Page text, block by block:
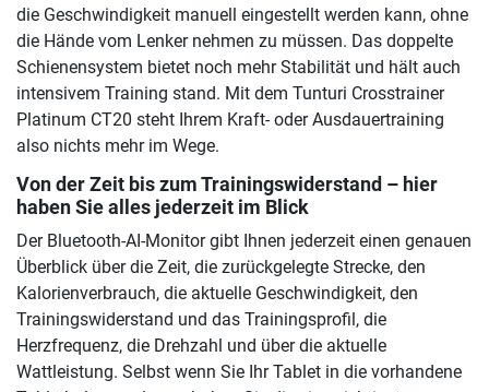
die Geschwindigkeit manuell eingestellt werden kann, ohne
die Hände vom Lenker nehmen zu müssen. Das doppelte
Schienensystem bietet noch mehr Stabilität und hält auch
intensivem Training stand. Mit dem Tunturi Crosstrainer
Platinum CT20 steht Ihrem Kraft- oder Ausdauertraining
also nichts mehr im Wege.
Von der Zeit bis zum Trainingswiderstand – hier
haben Sie alles jederzeit im Blick
Der Bluetooth-AI-Monitor gibt Ihnen jederzeit einen genauen
Überblick über die Zeit, die zurückgelegte Strecke, den
Kalorienverbrauch, die aktuelle Geschwindigkeit, den
Trainingswiderstand und das Trainingsprofil, die
Herzfrequenz, die Drehzahl und über die aktuelle
Wattleistung. Selbst wenn Sie Ihr Tablet in die vorhandene